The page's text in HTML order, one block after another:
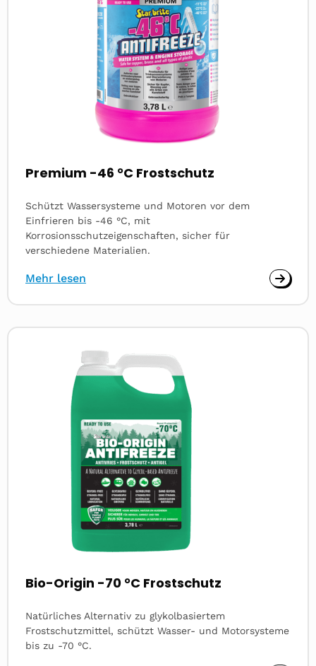
Premium -46 °C Frostschutz
Schützt Wassersysteme und Motoren vor dem
Einfrieren bis -46 °C, mit
Korrosionsschutzeigenschaften, sicher für
verschiedene Materialien.
Mehr lesen
Bio-Origin -70 °C Frostschutz
Natürliches Alternativ zu glykolbasiertem
Frostschutzmittel, schützt Wasser- und Motorsysteme
bis zu -70 °C.
Read